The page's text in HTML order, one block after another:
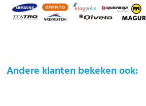
Andere klanten bekeken ook: